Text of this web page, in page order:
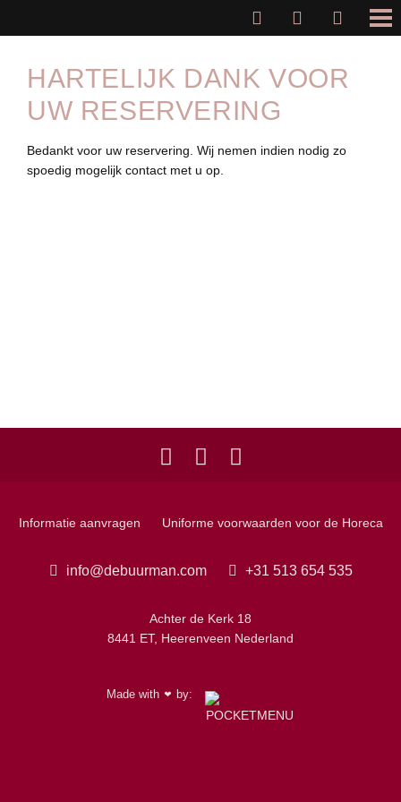
HARTELIJK DANK VOOR
UW RESERVERING
Bedankt voor uw reservering. Wij nemen indien nodig zo
spoedig mogelijk contact met u op.
Informatie aanvragen Uniforme voorwaarden voor de Horeca
info@debuurman.com +31 513 654 535
Achter de Kerk 18
8441 ET, Heerenveen Nederland
Made with ❤ by: